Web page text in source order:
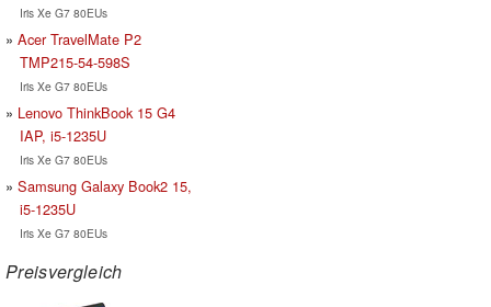
Iris Xe G7 80EUs
Acer TravelMate P2
TMP215-54-598S
Iris Xe G7 80EUs
Lenovo ThinkBook 15 G4
IAP, i5-1235U
Iris Xe G7 80EUs
Samsung Galaxy Book2 15,
i5-1235U
Iris Xe G7 80EUs
Preisvergleich